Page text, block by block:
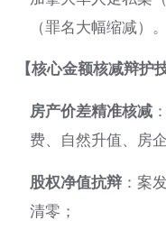
（罪名大幅缩减）。
【核心金额核减辩护
房产价差精准核减
费、自然升值、房
股权净值抗辩：案
清零；